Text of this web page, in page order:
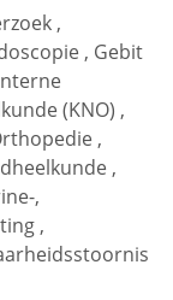
,
, Gebit
(KNO) ,
,
,
,
,